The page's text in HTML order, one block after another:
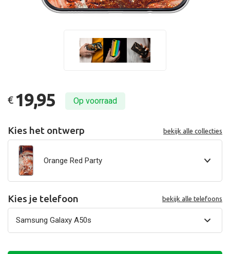
€ 19,95 Op voorraad
Kies het ontwerp bekijk alle collecties
Orange Red Party
Kies je telefoon bekijk alle telefoons